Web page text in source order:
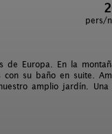
pers/
de Europa. En la
su baño en suite.
amplio jardín. Una